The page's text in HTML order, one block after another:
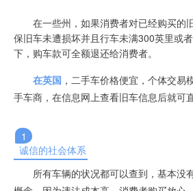
在一些州，如果消费者对已经购买的
保旧车未遭损坏并且行车未满300英里或
下，购车款可全额退还给消费者。
在英国 ， 二手车价格便宜， 个体交易
手车商，在信息网上查看旧车信息后就可
1
诚信的社会体系
所有车辆的状况都可以查到，基本没